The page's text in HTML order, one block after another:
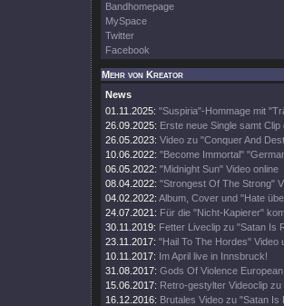
Bandhomepage
MySpace
Twitter
Facebook
Mehr von Kreator
News
01.11.2025: "Suspiria"-Hommage mit
26.09.2025: Erste neue Single samt Clip
26.05.2023: Video zu "Conquer And
10.06.2022: "Become Immortal"
06.05.2022: "Midnight Sun" Video online
08.04.2022: "Strongest Of The Strong"
04.02.2022: Album, Cover und "Hate
24.07.2021: Für die "Nicht-Kapierer"
30.11.2019: Fetter Liveclip zu "Satan Is
23.11.2017: "Hail To The Hordes" Video
10.11.2017: Im April live in Innsbruck!
31.08.2017: Gods Of Violence
15.06.2017: Retro-gestylter Videoclip zu
16.12.2016: Brutales Video zu "Satan Is